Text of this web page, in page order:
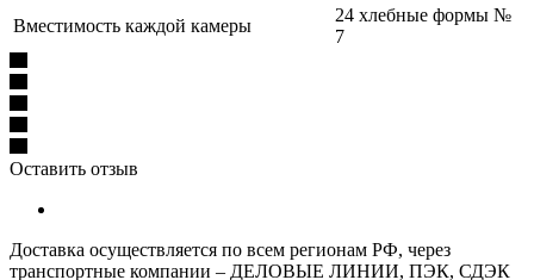
Вместимость каждой камеры
24 хлебные формы №
7
Оставить отзыв
Доставка осуществляется по всем регионам РФ, через
транспортные компании – ДЕЛОВЫЕ ЛИНИИ, ПЭК, СДЭК